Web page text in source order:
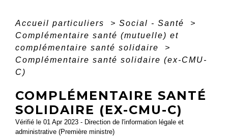
Accueil particuliers > Social - Santé
>
Complémentaire santé (mutuelle) et
complémentaire santé solidaire
>
Complémentaire santé solidaire (ex-CMU-
C)
COMPLÉMENTAIRE SANTÉ
SOLIDAIRE (EX-CMU-C)
Vérifié le 01 Apr 2023 - Direction de l'information légale et
administrative (Première ministre)